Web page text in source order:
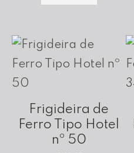
Frigideira de
Ferro Tipo Hotel
nº 50